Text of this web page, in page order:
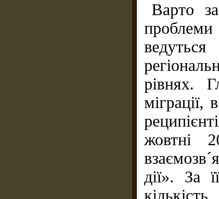
Варто
рівнях.
міграції,
жовтні
дії». За